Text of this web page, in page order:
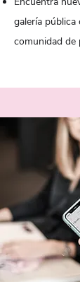
galería
comunidad de